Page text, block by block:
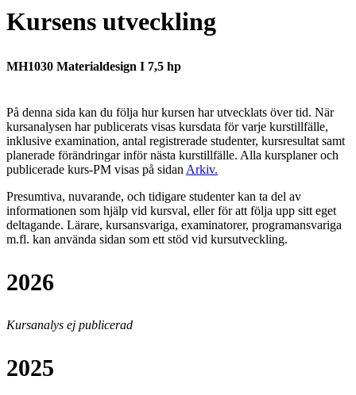
Kursens utveckling
MH1030 Materialdesign I 7,5 hp
På denna sida kan du följa hur kursen har utvecklats över tid. När
kursanalysen har publicerats visas kursdata för varje kurstillfälle,
inklusive examination, antal registrerade studenter, kursresultat samt
planerade förändringar inför nästa kurstillfälle. Alla kursplaner och
publicerade kurs-PM visas på sidan Arkiv.
Presumtiva, nuvarande, och tidigare studenter kan ta del av
informationen som hjälp vid kursval, eller för att följa upp sitt eget
deltagande. Lärare, kursansvariga, examinatorer, programansvariga
m.fl. kan använda sidan som ett stöd vid kursutveckling.
2026
Kursanalys ej publicerad
2025